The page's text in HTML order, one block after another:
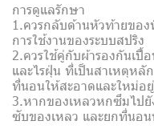
การดูแลรักษา
1.ควรกลับด้านหัวท้ายขอ
การใช้งานของระบบสปริง
2.ควรใช้คู่กับผ้ารองกันเปื้
และไรฝุ่น ที่เป็นสาเหตุห
ที่นอนให้สะอาดและใหม่อ
3.หากของเหลวหกซึมไป
ซับของเหลว และยกที่นอ